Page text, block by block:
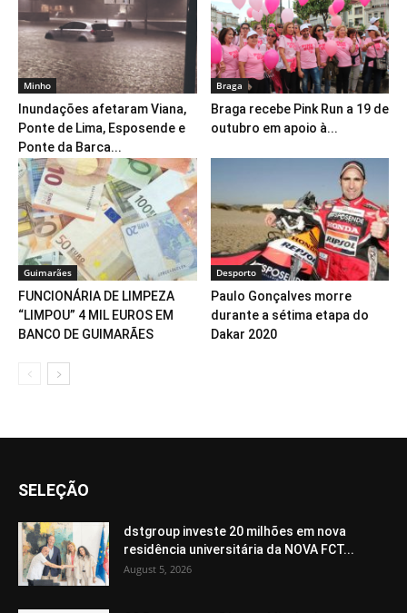
Minho
Inundações afetaram Viana,
Ponte de Lima, Esposende e
Ponte da Barca...
Braga
Braga recebe Pink Run a 19 de
outubro em apoio à...
Guimarães
FUNCIONÁRIA DE LIMPEZA
“LIMPOU” 4 MIL EUROS EM
BANCO DE GUIMARÃES
Desporto
Paulo Gonçalves morre
durante a sétima etapa do
Dakar 2020
SELEÇÃO
dstgroup investe 20 milhões em nova
residência universitária da NOVA FCT...
August 5, 2026